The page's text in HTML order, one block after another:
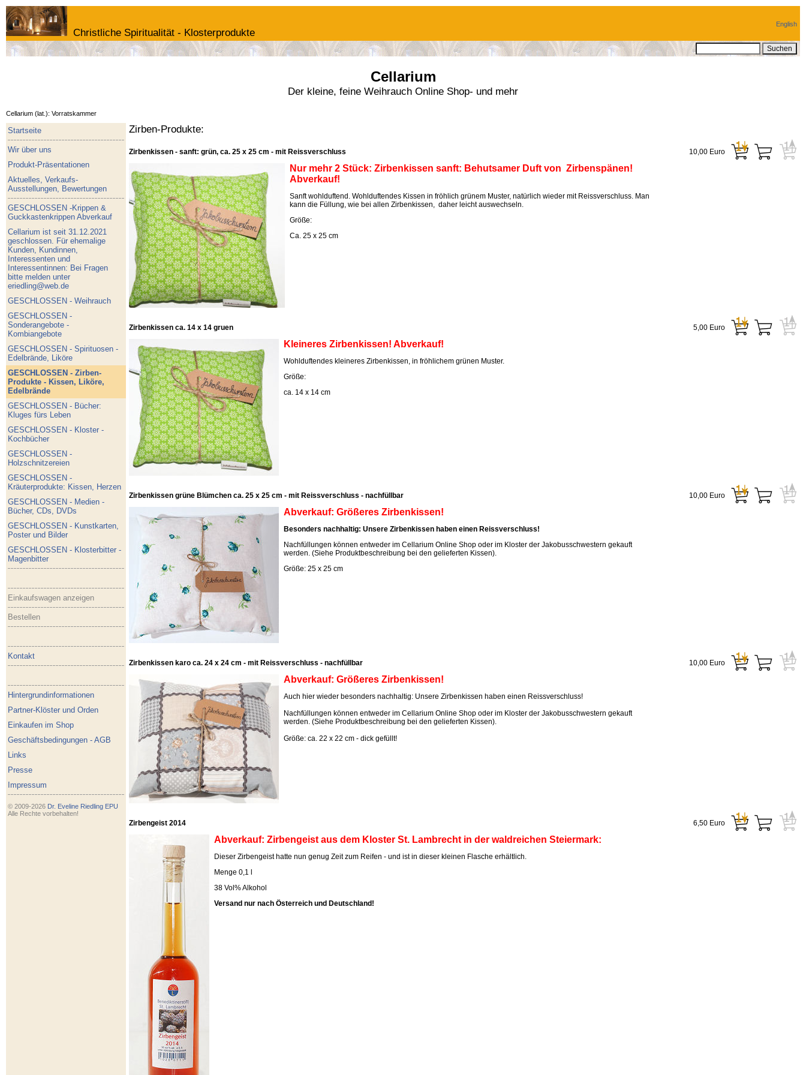
Christliche Spiritualität - Klosterprodukte
English
Cellarium
Der kleine, feine Weihrauch Online Shop- und mehr
Cellarium (lat.): Vorratskammer
Startseite
Wir über uns
Produkt-Präsentationen
Aktuelles, Verkaufs-
Ausstellungen, Bewertungen
GESCHLOSSEN -Krippen &
Guckkastenkrippen Abverkauf
Cellarium ist seit 31.12.2021
geschlossen. Für ehemalige
Kunden, Kundinnen,
Interessenten und
Interessentinnen: Bei Fragen
bitte melden unter
eriedling@web.de
GESCHLOSSEN - Weihrauch
GESCHLOSSEN -
Sonderangebote -
Kombiangebote
GESCHLOSSEN - Spirituosen -
Edelbrände, Liköre
GESCHLOSSEN - Zirben-
Produkte - Kissen, Liköre,
Edelbrände
GESCHLOSSEN - Bücher:
Kluges fürs Leben
GESCHLOSSEN - Kloster -
Kochbücher
GESCHLOSSEN -
Holzschnitzereien
GESCHLOSSEN -
Kräuterprodukte: Kissen, Herzen
GESCHLOSSEN - Medien -
Bücher, CDs, DVDs
GESCHLOSSEN - Kunstkarten,
Poster und Bilder
GESCHLOSSEN - Klosterbitter -
Magenbitter
Einkaufswagen anzeigen
Bestellen
Kontakt
Hintergrundinformationen
Partner-Klöster und Orden
Einkaufen im Shop
Geschäftsbedingungen - AGB
Links
Presse
Impressum
© 2009-2026 Dr. Eveline Riedling EPU
Alle Rechte vorbehalten!
Zirben-Produkte:
Zirbenkissen - sanft: grün, ca. 25 x 25 cm - mit Reissverschluss
Nur mehr 2 Stück: Zirbenkissen sanft: Behutsamer Duft von Zirbenspänen!
Abverkauf!
Sanft wohlduftend. Wohlduftendes Kissen in fröhlich grünem Muster, natürlich wieder mit Reissverschluss. Man
kann die Füllung, wie bei allen Zirbenkissen, daher leicht auswechseln.
Größe:
Ca. 25 x 25 cm
10,00 Euro
Zirbenkissen ca. 14 x 14 gruen
Kleineres Zirbenkissen! Abverkauf!
Wohlduftendes kleineres Zirbenkissen, in fröhlichem grünen Muster.
Größe:
ca. 14 x 14 cm
5,00 Euro
Zirbenkissen grüne Blümchen ca. 25 x 25 cm - mit Reissverschluss - nachfüllbar
Abverkauf: Größeres Zirbenkissen!
Besonders nachhaltig: Unsere Zirbenkissen haben einen Reissverschluss!
Nachfüllungen können entweder im Cellarium Online Shop oder im Kloster der Jakobusschwestern gekauft
werden. (Siehe Produktbeschreibung bei den gelieferten Kissen).
Größe: 25 x 25 cm
10,00 Euro
Zirbenkissen karo ca. 24 x 24 cm - mit Reissverschluss - nachfüllbar
Abverkauf: Größeres Zirbenkissen!
Auch hier wieder besonders nachhaltig: Unsere Zirbenkissen haben einen Reissverschluss!
Nachfüllungen können entweder im Cellarium Online Shop oder im Kloster der Jakobusschwestern gekauft
werden. (Siehe Produktbeschreibung bei den gelieferten Kissen).
Größe: ca. 22 x 22 cm - dick gefüllt!
10,00 Euro
Zirbengeist 2014
Abverkauf: Zirbengeist aus dem Kloster St. Lambrecht in der waldreichen Steiermark:
Dieser Zirbengeist hatte nun genug Zeit zum Reifen - und ist in dieser kleinen Flasche erhältlich.
Menge 0,1 l
38 Vol% Alkohol
Versand nur nach Österreich und Deutschland!
6,50 Euro